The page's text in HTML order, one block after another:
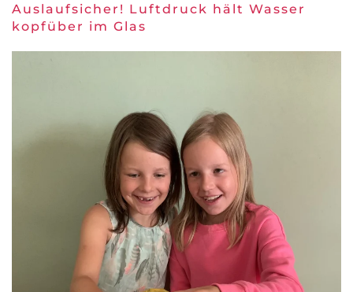
Auslaufsicher! Luftdruck hält Wasser
kopfüber im Glas